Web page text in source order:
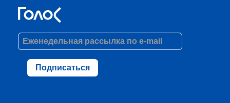
Подписаться